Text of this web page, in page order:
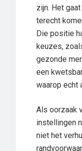
zijn. Het
terecht
Die positie
keuzes,
gezonde
een
waarop echt
Als oorzaak
instellingen
niet het